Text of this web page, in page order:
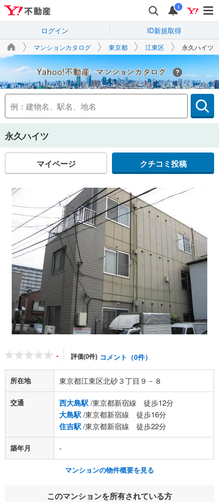
i
ログイン ID新規取得
マンションカタログ 東京都 江東区 永久ハイツ
Yahoo!不動産
永久ハイツ
マイページ クチコミ投稿
- 評価(0件) コメント（0件）
所在地 東京都江東区北砂３丁目９－８
交通 西大島駅/東京都新宿線 徒歩12分
大島駅/東京都新宿線 徒歩16分
住吉駅/東京都新宿線 徒歩22分
築年月 -
マンションの物件概要を見る
このマンションを所有されている方